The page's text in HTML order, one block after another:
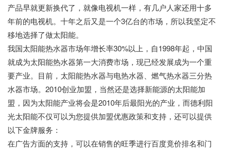
产品早就更新换代了，就像电视机一样，有几户人家还用十多
年前的电视机。十年之后又是一个3亿台的市场，所以我坚定不
移地选择了做太阳能。
我国太阳能热水器市场年增长率30%以上，自1998年起，中国
就成为太阳能热水器第一大消费市场，现已经发展成为一个重
要产业。目前，太阳能热水器与电热水器、燃气热水器三分热
水器市场。2010创业加盟，当然还是选择新能源的太阳能加
盟，因为太阳能产业将会是2010年后最阳光的产业，而德利阳
光太阳能不仅可以为您提供加盟优惠政策和支持，还可以提供
以下金牌服务：
在广告方面的支持，可以在销售的旺季进行百度竟价排名和门